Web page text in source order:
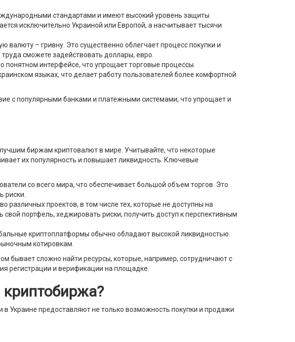
стандартами и имеют высокий уровень защиты
исключительно Украиной или Европой, а насчитывает тысячи
– гривну. Это существенно облегчает процесс покупки и
сможете задействовать доллары, евро.
понятном интерфейсе, что упрощает торговые процессы.
языках, что делает работу пользователей более комфортной
с популярными банками и платежными системами, что упрощает и
биржам криптовалют в мире. Учитывайте, что некоторые
их популярность и повышает ликвидность. Ключевые
со всего мира, что обеспечивает большой объем торгов. Это
риски.
проектов, в том числе тех, которые не доступны на
портфель, хеджировать риски, получить доступ к перспективным
криптоплатформы обычно обладают высокой ликвидностью.
котировкам.
бывает сложно найти ресурсы, которые, например, сотрудничают с
регистрации и верификации на площадке.
криптобиржа?
Украине предоставляют не только возможность покупки и продажи